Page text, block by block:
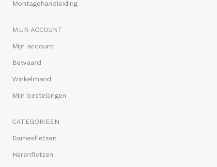
Montagehandleiding
MIJN ACCOUNT
Mijn account
Bewaard
Winkelmand
Mijn bestellingen
CATEGORIEËN
Damesfietsen
Herenfietsen